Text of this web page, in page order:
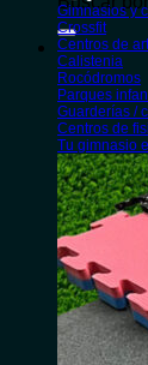
Gimnasios y
Crossfit
Centros de
Calistenia
Rocódromos
Parques
Guarderías /
Centros de
Tu gimnasio